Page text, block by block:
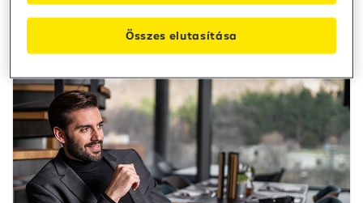
Összes elutasítása